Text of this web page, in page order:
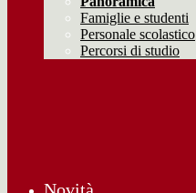
Famiglie e studenti
Personale scolastico
Percorsi di studio